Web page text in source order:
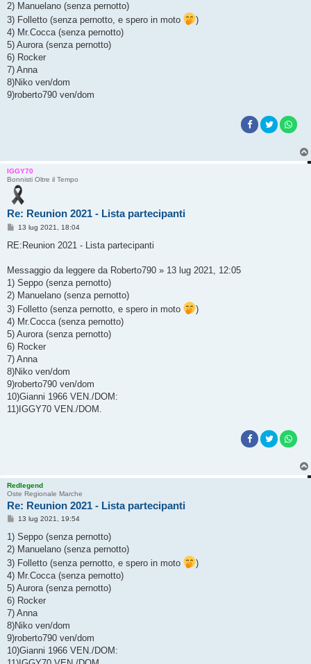
a
g
g
o
2) Manuelano (senza pernotto)
3) Folletto (senza pernotto, e spero in moto
)
4) Mr.Cocca (senza pernotto)
5) Aurora (senza pernotto)
6) Rocker
7) Anna
8)Niko ven/dom
9)roberto790 ven/dom
IGGY70
Bonnisti Oltre il Tempo
Re: Reunion 2021 - Lista partecipanti
M
s
g
o
13 lug 2021, 18:04
RE:Reunion 2021 - Lista partecipanti
Messaggio da leggere da Roberto790 » 13 lug 2021, 12:05
1) Seppo (senza pernotto)
2) Manuelano (senza pernotto)
3) Folletto (senza pernotto, e spero in moto
)
4) Mr.Cocca (senza pernotto)
5) Aurora (senza pernotto)
6) Rocker
7) Anna
8)Niko ven/dom
9)roberto790 ven/dom
10)Gianni 1966 VEN./DOM:
11)IGGY70 VEN./DOM.
Redlegend
Oste Regionale Marche
Re: Reunion 2021 - Lista partecipanti
M
s
a
g
g
o
13 lug 2021, 19:54
1) Seppo (senza pernotto)
2) Manuelano (senza pernotto)
3) Folletto (senza pernotto, e spero in moto
)
4) Mr.Cocca (senza pernotto)
5) Aurora (senza pernotto)
6) Rocker
7) Anna
8)Niko ven/dom
9)roberto790 ven/dom
10)Gianni 1966 VEN./DOM: